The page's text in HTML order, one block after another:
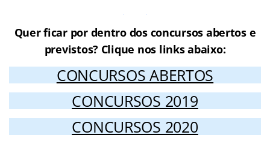
Quer ficar por dentro dos concursos abertos e
previstos? Clique nos links abaixo:
CONCURSOS ABERTOS
CONCURSOS 2019
CONCURSOS 2020